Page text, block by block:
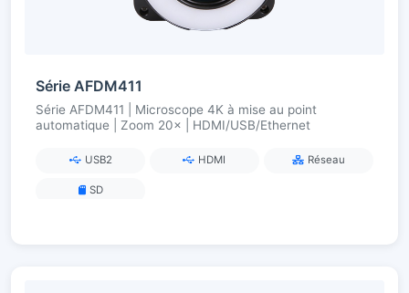
Série AFDM411
Série AFDM411 | Microscope 4K à mise au point
automatique | Zoom 20× | HDMI/USB/Ethernet
USB2 HDMI Réseau
SD